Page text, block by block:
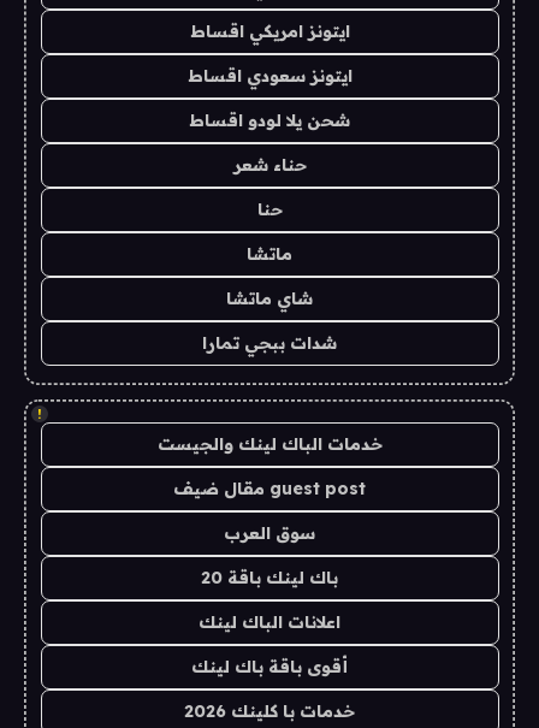
ايتونز امريكي اقساط
ايتونز سعودي اقساط
شحن يلا لودو اقساط
حناء شعر
حنا
ماتشا
شاي ماتشا
شدات ببجي تمارا
!
خدمات الباك لينك والجيست
guest post مقال ضيف
سوق العرب
باك لينك باقة 20
اعلانات الباك لينك
أقوى باقة باك لينك
خدمات با كلينك 2026